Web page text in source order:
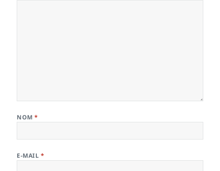
NOM*
E-MAIL *